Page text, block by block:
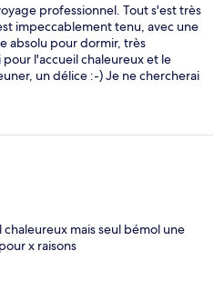
professionnel. Tout s'est très
impeccablement tenu, avec une
absolu pour dormir, très
l'accueil chaleureux et le
un délice :-) Je ne chercherai
dans la région. Sans aucun
chaleureux mais seul bémol une
x raisons